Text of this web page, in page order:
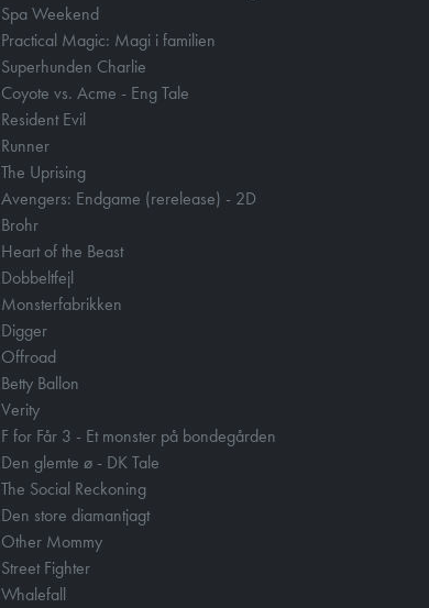
Spa Weekend
Practical Magic: Magi i familien
Superhunden Charlie
Coyote vs. Acme - Eng Tale
Resident Evil
Runner
The Uprising
Avengers: Endgame (rerelease) - 2D
Brohr
Heart of the Beast
Dobbeltfejl
Monsterfabrikken
Digger
Offroad
Betty Ballon
Verity
F for Får 3 - Et monster på bondegården
Den glemte ø - DK Tale
The Social Reckoning
Den store diamantjagt
Other Mommy
Street Fighter
Whalefall